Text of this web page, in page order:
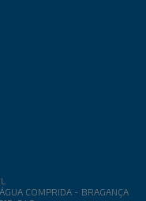
COMPRIDA - BRAGANÇA